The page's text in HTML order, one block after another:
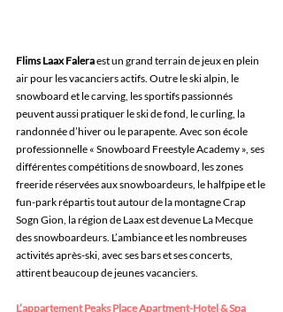
Flims Laax Falera est un grand terrain de jeux en plein
air pour les vacanciers actifs. Outre le ski alpin, le
snowboard et le carving, les sportifs passionnés
peuvent aussi pratiquer le ski de fond, le curling, la
randonnée d’hiver ou le parapente. Avec son école
professionnelle « Snowboard Freestyle Academy », ses
différentes compétitions de snowboard, les zones
freeride réservées aux snowboardeurs, le halfpipe et le
fun-park répartis tout autour de la montagne Crap
Sogn Gion, la région de Laax est devenue La Mecque
des snowboardeurs. L’ambiance et les nombreuses
activités après-ski, avec ses bars et ses concerts,
attirent beaucoup de jeunes vacanciers.
L’appartement Peaks Place Apartment-Hotel & Spa